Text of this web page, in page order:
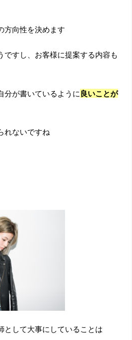
方向性を決めます
ですし、お客様に提案する内容も
分が書いているように 良いことが
れないですね
として大事にしていることは